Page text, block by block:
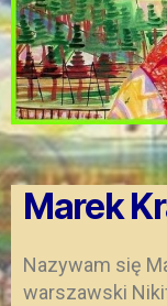
Marek
Nazywam się
warszawski